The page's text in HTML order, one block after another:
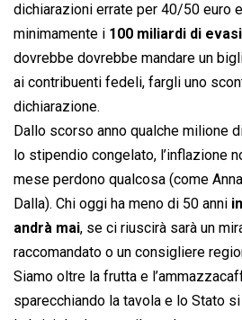
dichiarazioni errate per 40/50 euro
minimamente i 100 miliardi di
dovrebbe dovrebbe mandare un
ai contribuenti fedeli, fargli uno
dichiarazione.
Dallo scorso anno qualche milione
lo stipendio congelato, l’inflazione
mese perdono qualcosa (come
Dalla). Chi oggi ha meno di 50 anni
andrà mai, se ci riuscirà sarà un
raccomandato o un consigliere
Siamo oltre la frutta e
sparecchiando la tavola e lo Stato